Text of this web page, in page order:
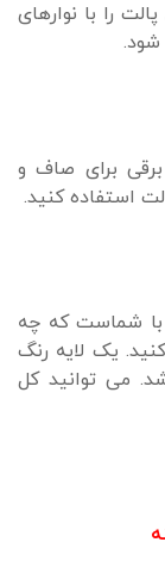
را با نوارهای
شود.
برقی برای صاف و
استفاده کنید.
با شماست که چه
یک لایه رنگ
می توانید کل